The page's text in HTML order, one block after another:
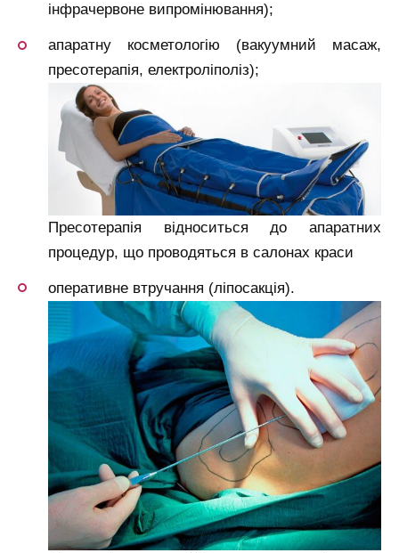
інфрачервоне випромінювання);
апаратну косметологію (вакуумний масаж,
пресотерапія, електроліполіз);
Пресотерапія відноситься до апаратних
процедур, що проводяться в салонах краси
оперативне втручання (ліпосакція).